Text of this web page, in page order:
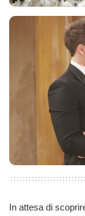
In attesa di